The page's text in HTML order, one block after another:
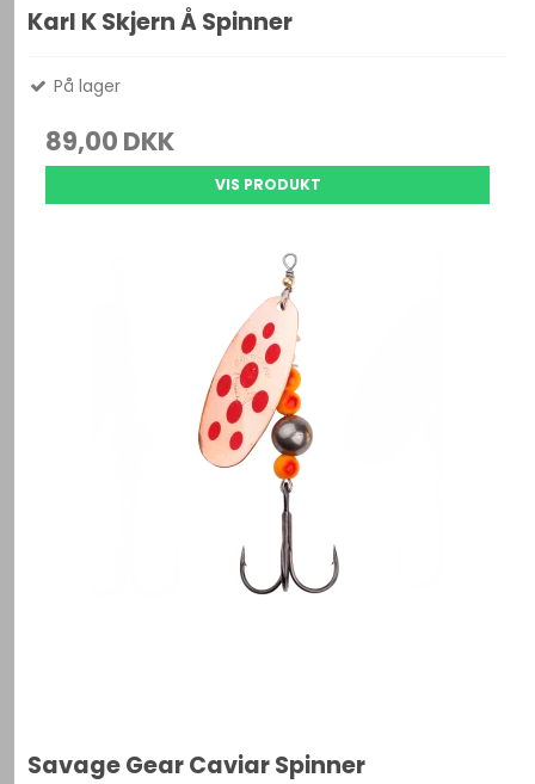
Karl K Skjern Å Spinner
På lager
89,00 DKK
VIS PRODUKT
Savage Gear Caviar Spinner